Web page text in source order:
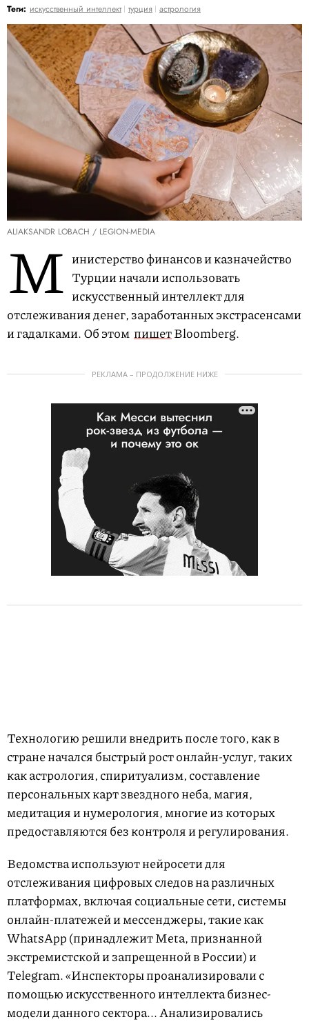
Теги: искусственный интеллект турция астрология
ALIAKSANDR LOBACH / LEGION-MEDIA
М инистерство финансов и казначейство
Турции начали использовать
искусственный интеллект для
отслеживания денег, заработанных экстрасенсами
и гадалками. Об этом пишетBloomberg.
РЕКЛАМА – ПРОДОЛЖЕНИЕ НИЖЕ
Технологию решили внедрить после того, как в
стране начался быстрый рост онлайн-услуг, таких
как астрология, спиритуализм, составление
персональных карт звездного неба, магия,
медитация и нумерология, многие из которых
предоставляются без контроля и регулирования.
Ведомства используют нейросети для
отслеживания цифровых следов на различных
платформах, включая социальные сети, системы
онлайн-платежей и мессенджеры, такие как
WhatsApp (принадлежит Meta, признанной
экстремистской и запрещенной в России) и
Telegram. «Инспекторы проанализировали с
помощью искусственного интеллекта бизнес-
модели данного сектора... Анализировались